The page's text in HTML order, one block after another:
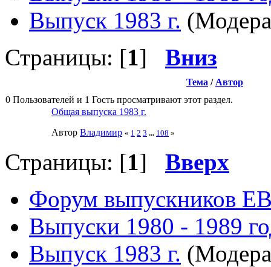
Выпуск 1983 г.
Страницы: [1] Вниз
Тема / Автор
0 Пользователей и 1 Гость просматривают этот раздел.
Общая выпуска 1983 г.
Автор Влaдимир « 1 2 3 ... 108 »
Страницы: [1] Вверх
Форум выпускников
Выпуски 1980 - 1989
Выпуск 1983 г.